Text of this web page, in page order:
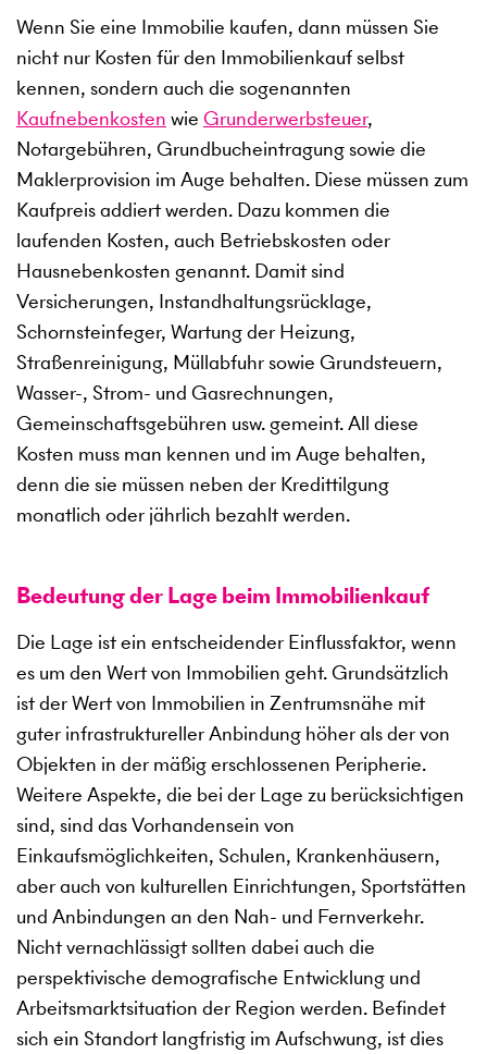
Wenn Sie eine Immobilie kaufen, dann müssen Sie
nicht nur Kosten für den Immobilienkauf selbst
kennen, sondern auch die sogenannten
Kaufnebenkosten wie Grunderwerbsteuer,
Notargebühren, Grundbucheintragung sowie die
Maklerprovision im Auge behalten. Diese müssen zum
Kaufpreis addiert werden. Dazu kommen die
laufenden Kosten, auch Betriebskosten oder
Hausnebenkosten genannt. Damit sind
Versicherungen, Instandhaltungsrücklage,
Schornsteinfeger, Wartung der Heizung,
Straßenreinigung, Müllabfuhr sowie Grundsteuern,
Wasser-, Strom- und Gasrechnungen,
Gemeinschaftsgebühren usw. gemeint. All diese
Kosten muss man kennen und im Auge behalten,
denn die sie müssen neben der Kredittilgung
monatlich oder jährlich bezahlt werden.
Bedeutung der Lage beim Immobilienkauf
Die Lage ist ein entscheidender Einflussfaktor, wenn
es um den Wert von Immobilien geht. Grundsätzlich
ist der Wert von Immobilien in Zentrumsnähe mit
guter infrastruktureller Anbindung höher als der von
Objekten in der mäßig erschlossenen Peripherie.
Weitere Aspekte, die bei der Lage zu berücksichtigen
sind, sind das Vorhandensein von
Einkaufsmöglichkeiten, Schulen, Krankenhäusern,
aber auch von kulturellen Einrichtungen, Sportstätten
und Anbindungen an den Nah- und Fernverkehr.
Nicht vernachlässigt sollten dabei auch die
perspektivische demografische Entwicklung und
Arbeitsmarktsituation der Region werden. Befindet
sich ein Standort langfristig im Aufschwung, ist dies